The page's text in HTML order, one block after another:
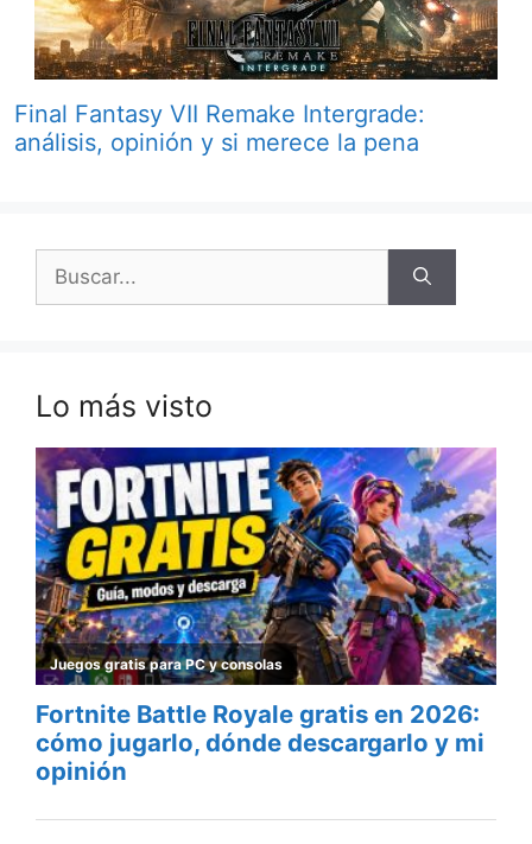
Final Fantasy VII Remake Intergrade:
análisis, opinión y si merece la pena
Lo más visto